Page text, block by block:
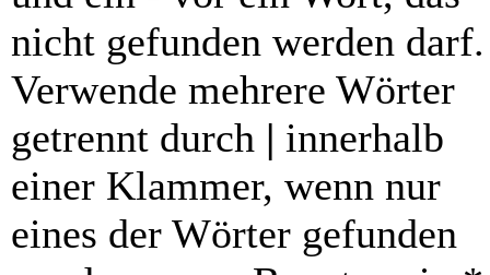
nicht gefunden werden darf.
Verwende mehrere Wörter
getrennt durch | innerhalb
einer Klammer, wenn nur
eines der Wörter gefunden